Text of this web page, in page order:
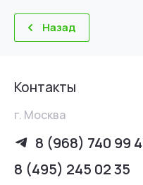
Назад
Контакты
г. Москва
8 (968) 740 99
8 (495) 245 02 35